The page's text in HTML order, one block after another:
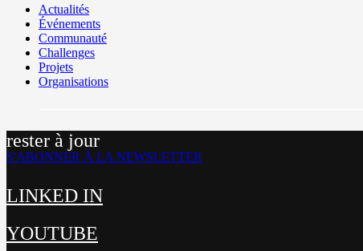
Actualités
Événements
Communauté
Challenges
Projets
Organisations
rester à jour
S'ABONNER À LA NEWSLETTER
LINKED IN
YOUTUBE